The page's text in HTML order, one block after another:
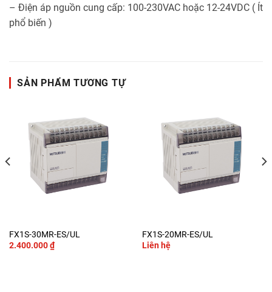
– Điện áp nguồn cung cấp: 100-230VAC hoặc 12-24VDC ( Ít
phổ biến )
SẢN PHẨM TƯƠNG TỰ
FX1S-30MR-ES/UL
2.400.000₫
FX1S-20MR-ES/UL
Liên hệ